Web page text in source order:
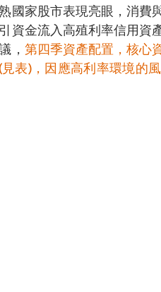
國家股市表現亮眼，消費
資金流入高殖利率信用資
， 第四季資產配置，核心
表)，因應高利率環境的